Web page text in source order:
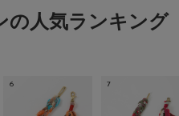
の人気ランキング
6 7